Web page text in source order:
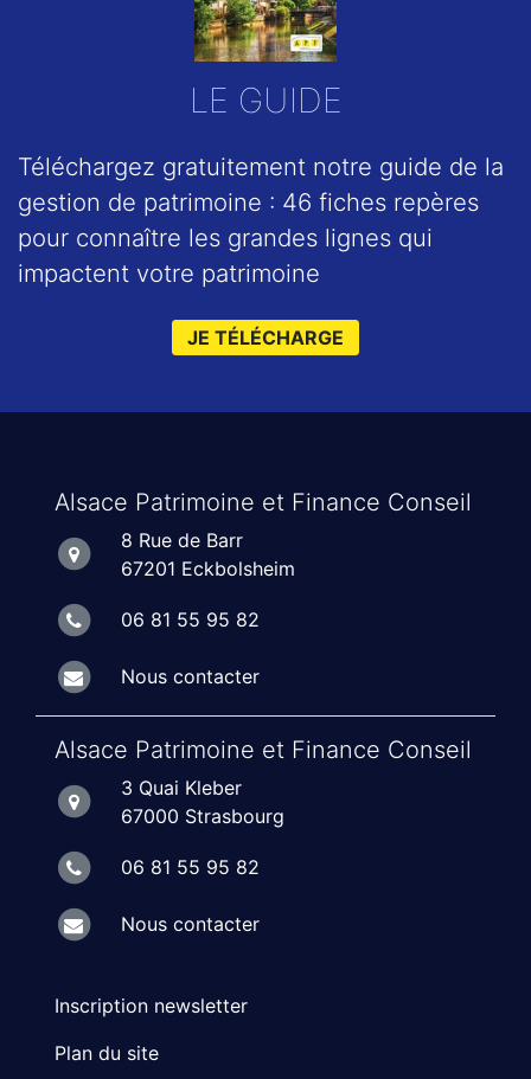
LE GUIDE
Téléchargez gratuitement notre guide de la
gestion de patrimoine : 46 fiches repères
pour connaître les grandes lignes qui
impactent votre patrimoine
JE TÉLÉCHARGE
Alsace Patrimoine et Finance Conseil
8 Rue de Barr
67201 Eckbolsheim
06 81 55 95 82
Nous contacter
Alsace Patrimoine et Finance Conseil
3 Quai Kleber
67000 Strasbourg
06 81 55 95 82
Nous contacter
Inscription newsletter
Plan du site